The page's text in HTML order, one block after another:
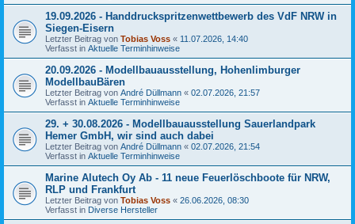
19.09.2026 - Handdruckspritzenwettbewerb des VdF NRW in
Siegen-Eisern
Letzter Beitrag von Tobias Voss « 11.07.2026, 14:40
Verfasst in Aktuelle Terminhinweise
20.09.2026 - Modellbauausstellung, Hohenlimburger
ModellbauBären
Letzter Beitrag von André Düllmann « 02.07.2026, 21:57
Verfasst in Aktuelle Terminhinweise
29. + 30.08.2026 - Modellbauausstellung Sauerlandpark
Hemer GmbH, wir sind auch dabei
Letzter Beitrag von André Düllmann « 02.07.2026, 21:54
Verfasst in Aktuelle Terminhinweise
Marine Alutech Oy Ab - 11 neue Feuerlöschboote für NRW,
RLP und Frankfurt
Letzter Beitrag von Tobias Voss « 26.06.2026, 08:30
Verfasst in Diverse Hersteller